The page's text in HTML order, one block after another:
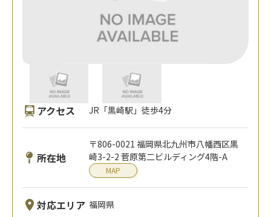
アクセス JR「黒崎駅」徒歩4分
所在地
〒806-0021 福岡県北九州市八幡西区黒
崎3-2-2 菅原第二ビルディング4階-A
MAP
対応エリア 福岡県